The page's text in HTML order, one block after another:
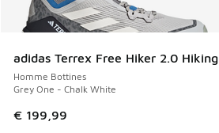
adidas Terrex Free Hiker 2.0 Hiking
Homme Bottines
Grey One - Chalk White
€ 199,99